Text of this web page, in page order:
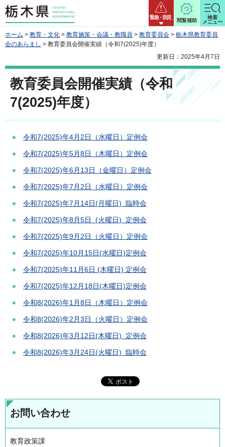
栃木県 緊急・防災
閲覧補助
検索
メニュー
ホーム > 教育・文化 > 教育施策・会議・教職員 > 教育委員会 > 栃木県教育委員
会のあらまし > 教育委員会開催実績（令和7(2025)年度）
更新日：2025年4月7日
教育委員会開催実績（令和
7(2025)年度）
令和7(2025)年4月2日（水曜日）定例会
令和7(2025)年5月8日（木曜日）定例会
令和7(2025)年6月13日（金曜日）定例会
令和7(2025)年7月2日（水曜日）定例会
令和7(2025)年7月14日(月曜日) 臨時会
令和7(2025)年8月5日 (火曜日) 定例会
令和7(2025)年9月2日（火曜日）定例会
令和7(2025)年10月15日(水曜日)定例会
令和7(2025)年11月6日 (木曜日) 定例会
令和7(2025)年12月18日(木曜日)定例会
令和8(2026)年1月8日（木曜日）定例会
令和8(2026)年2月3日（火曜日）定例会
令和8(2026)年3月12日(木曜日) 定例会
令和8(2026)年3月24日(火曜日) 臨時会
お問い合わせ
教育政策課